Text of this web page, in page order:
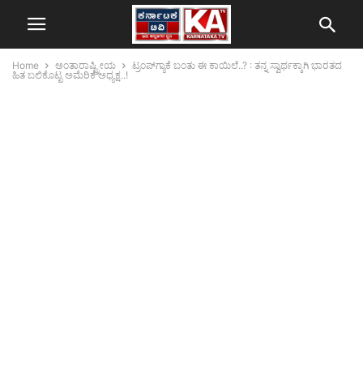
Home ಅಂತಾರಾಷ್ಟ್ರೀಯ
ಟ್ರಂಪ್‌ಗ್ಯಾಕೆ ಬಂತು ಈ ಕಾಯಿಲೆ..? : ತನ್ನ ಸ್ವಾರ್ಥಕ್ಕಾಗಿ ಭಾರತದ
ಹಿತ ಬಲಿಕೊಟ್ಟ ಅಮೆರಿಕ ಅಧ್ಯಕ್ಷ..!